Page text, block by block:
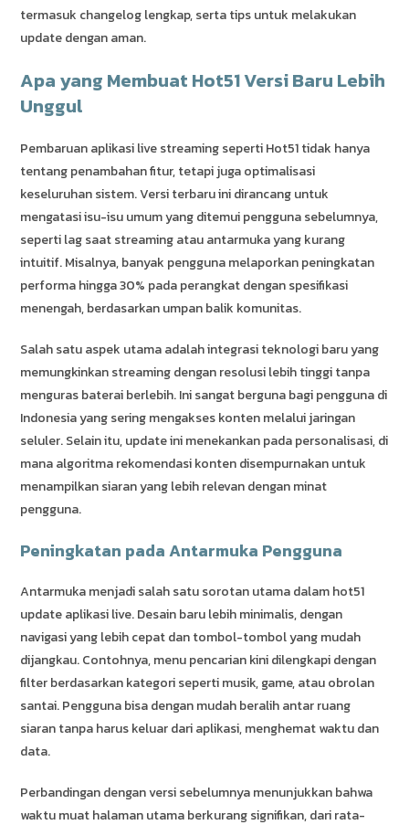
termasuk changelog lengkap, serta tips untuk melakukan
update dengan aman.
Apa yang Membuat Hot51 Versi Baru Lebih
Unggul
Pembaruan aplikasi live streaming seperti Hot51 tidak hanya
tentang penambahan fitur, tetapi juga optimalisasi
keseluruhan sistem. Versi terbaru ini dirancang untuk
mengatasi isu-isu umum yang ditemui pengguna sebelumnya,
seperti lag saat streaming atau antarmuka yang kurang
intuitif. Misalnya, banyak pengguna melaporkan peningkatan
performa hingga 30% pada perangkat dengan spesifikasi
menengah, berdasarkan umpan balik komunitas.
Salah satu aspek utama adalah integrasi teknologi baru yang
memungkinkan streaming dengan resolusi lebih tinggi tanpa
menguras baterai berlebih. Ini sangat berguna bagi pengguna di
Indonesia yang sering mengakses konten melalui jaringan
seluler. Selain itu, update ini menekankan pada personalisasi, di
mana algoritma rekomendasi konten disempurnakan untuk
menampilkan siaran yang lebih relevan dengan minat
pengguna.
Peningkatan pada Antarmuka Pengguna
Antarmuka menjadi salah satu sorotan utama dalam hot51
update aplikasi live. Desain baru lebih minimalis, dengan
navigasi yang lebih cepat dan tombol-tombol yang mudah
dijangkau. Contohnya, menu pencarian kini dilengkapi dengan
filter berdasarkan kategori seperti musik, game, atau obrolan
santai. Pengguna bisa dengan mudah beralih antar ruang
siaran tanpa harus keluar dari aplikasi, menghemat waktu dan
data.
Perbandingan dengan versi sebelumnya menunjukkan bahwa
waktu muat halaman utama berkurang signifikan, dari rata-